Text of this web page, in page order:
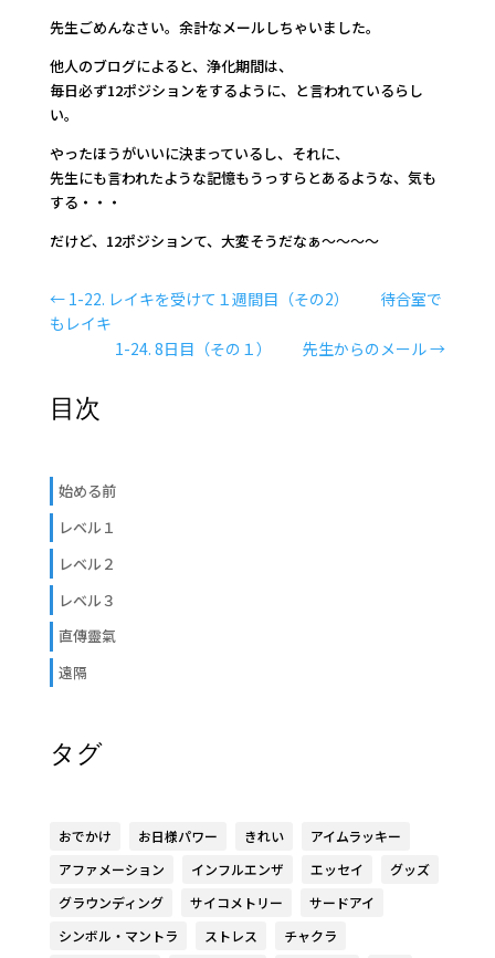
先生ごめんなさい。余計なメールしちゃいました。
他人のブログによると、浄化期間は、
毎日必ず12ポジションをするように、と言われているらし
い。
やったほうがいいに決まっているし、それに、
先生にも言われたような記憶もうっすらとあるような、気も
する・・・
だけど、12ポジションて、大変そうだなぁ～～～～
← 1-22. レイキを受けて１週間目（その2） 待合室で
もレイキ
1-24. 8日目（その１） 先生からのメール→
目次
始める前
レベル１
レベル２
レベル３
直傳靈氣
遠隔
タグ
おでかけ お日様パワー きれい
アイムラッキー
アファメーション
インフルエンザ エッセイ
グッズ
グラウンディング
サイコメトリー
サードアイ
シンボル・マントラ
ストレス
チャクラ